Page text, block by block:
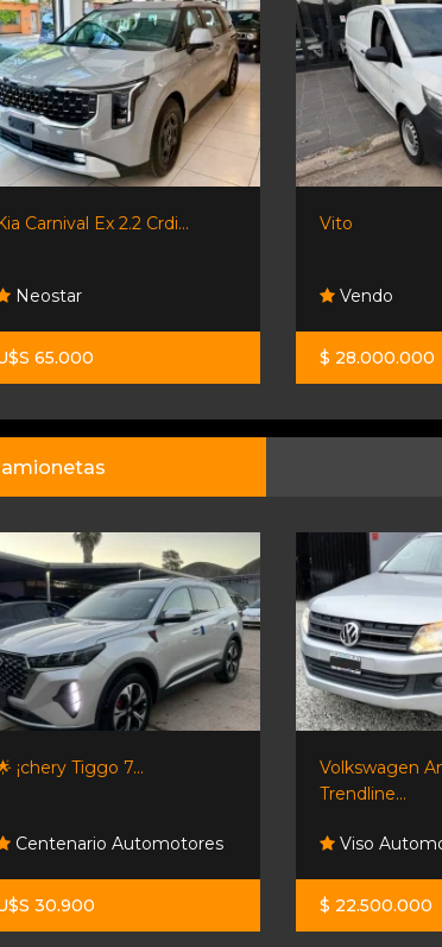
Carnival Ex 2.2 Crdi...
Neostar
65.000
Vito
Vendo
$ 28.000.000
¡chery Tiggo 7...
Centenario Automotores
30.900
Volkswagen
Trendline...
Viso
$ 22.500.000